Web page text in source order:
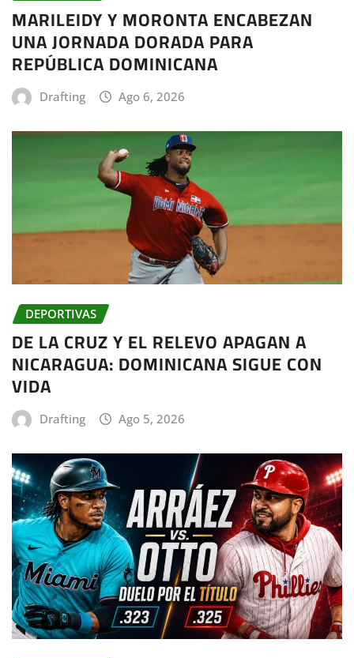
MARILEIDY Y MORONTA ENCABEZAN
UNA JORNADA DORADA PARA
REPÚBLICA DOMINICANA
Drafting Ago 6, 2026
DEPORTIVAS
DE LA CRUZ Y EL RELEVO APAGAN A
NICARAGUA: DOMINICANA SIGUE CON
VIDA
Drafting Ago 5, 2026